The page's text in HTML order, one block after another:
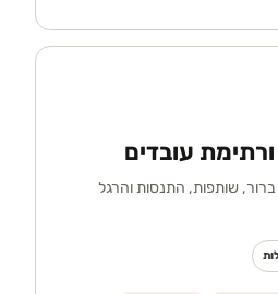
עובדים
ברור, שותפות, התנסות והרגל